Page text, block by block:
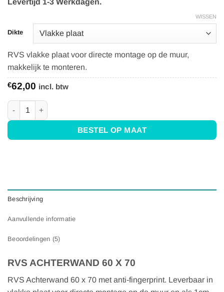
Dikte
WISSEN
RVS vlakke plaat voor directe montage op de muur,
makkelijk te monteren.
€62,00 incl. btw
RVS Achterwand 60x70 - Anti-fingerprint aantal
BESTEL OP MAAT
Beschrijving
Aanvullende informatie
Beoordelingen (5)
RVS ACHTERWAND 60 X 70
RVS Achterwand 60 x 70 met anti-fingerprint. Leverbaar in